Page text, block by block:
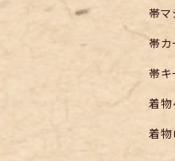
帯マ
帯カ
帯キ
着物
着物